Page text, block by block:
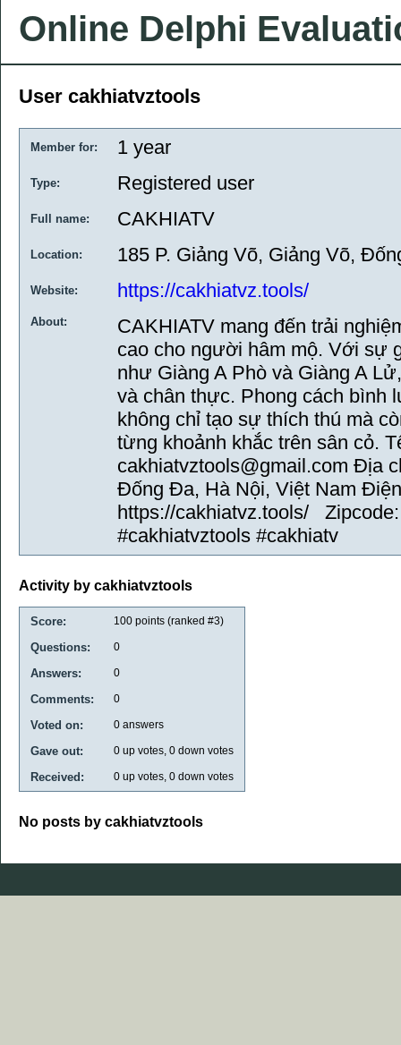
Online Delphi
User cakhiatvztools
Member for: 1 year
Type: Registered user
Full name: CAKHIATV
Location: 185 P. Giảng Võ, Giảng Võ,
Website: https://cakhiatvz.tools/
About:
CAKHIATV mang đến trải
cao cho người hâm mộ. Với sự
như Giàng A Phò và Giàng A
và chân thực. Phong cách bình
không chỉ tạo sự thích thú mà
từng khoảnh khắc trên sân cỏ.
cakhiatvztools@gmail.com Địa
Đống Đa, Hà Nội, Việt Nam
https://cakhiatvz.tools/
#cakhiatvztools #cakhiatv
Activity by cakhiatvztools
Score: 100 points (ranked #3)
Questions: 0
Answers: 0
Comments: 0
Voted on: 0 answers
Gave out: 0 up votes, 0 down votes
Received: 0 up votes, 0 down votes
No posts by cakhiatvztools